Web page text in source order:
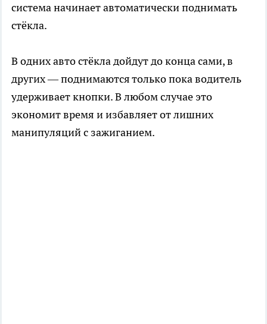
система начинает автоматически поднимать
стёкла.
В одних авто стёкла дойдут до конца сами, в
других — поднимаются только пока водитель
удерживает кнопки. В любом случае это
экономит время и избавляет от лишних
манипуляций с зажиганием.